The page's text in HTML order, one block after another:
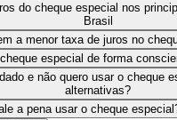
do cheque especial nos
Brasil
a menor taxa de juros no
especial de forma
e não quero usar o cheque
alternativas?
a pena usar o cheque